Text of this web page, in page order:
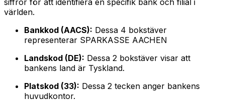
siffror för att identifiera en specifik bank och filial i
världen.
Bankkod (AACS): Dessa 4 bokstäver
representerar SPARKASSE AACHEN
Landskod (DE): Dessa 2 bokstäver visar att
bankens land är Tyskland.
Platskod (33): Dessa 2 tecken anger bankens
huvudkontor.